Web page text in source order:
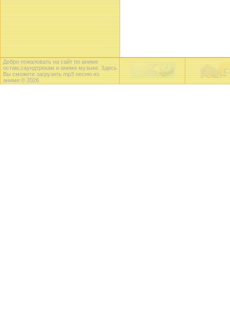
Добро пожаловать на сайт по аниме
остам,саундтрекам и аниме музыке. Здесь
Вы сможете загрузить mp3 песню из
аниме.© 2026